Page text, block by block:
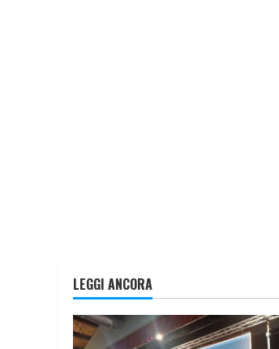
LEGGI ANCORA